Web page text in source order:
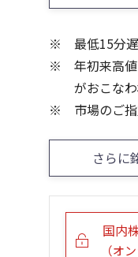
最低15分
年初来高
がおこな
市場のご
さらに
国内
（オ